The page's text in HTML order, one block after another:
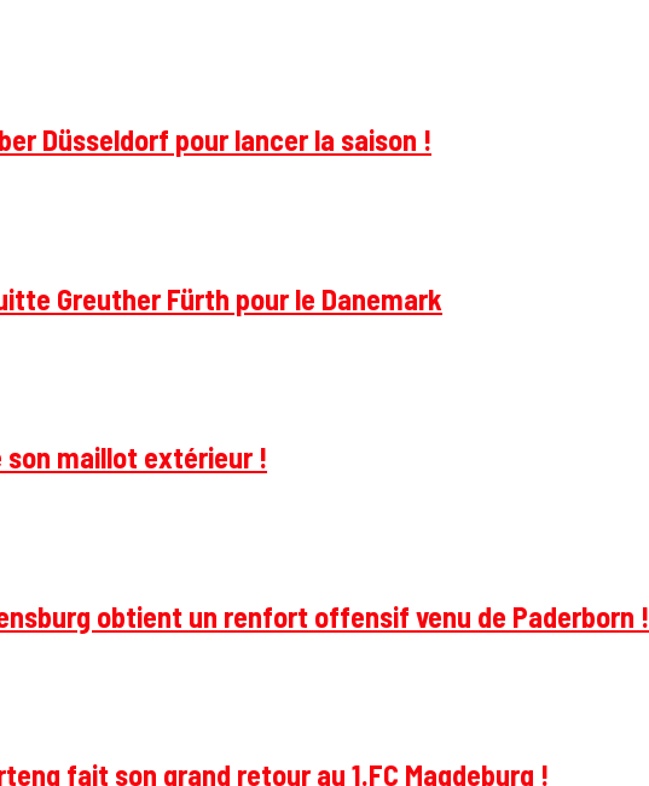
Düsseldorf pour lancer la saison !
Greuther Fürth pour le Danemark
son maillot extérieur !
obtient un renfort offensif venu de Paderborn !
fait son grand retour au 1.FC Magdeburg !